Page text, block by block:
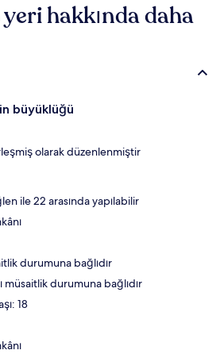
hakkında daha
büyüklüğü
olarak düzenlenmiştir
ile 22 arasında yapılabilir
durumuna bağlıdır
müsaitlik durumuna bağlıdır
18